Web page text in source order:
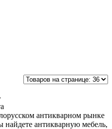
антикварном рынке
найдете антикварную мебель,